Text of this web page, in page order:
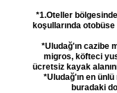
*1.Oteller
koşullarında
*Uludağ'ın cazibe
migros, köfteci
ücretsiz kayak
*Uludağ'ın en ünlü
buradaki